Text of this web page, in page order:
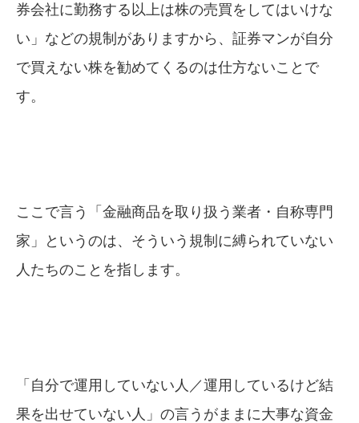
券会社に勤務する以上は株の売買をしてはいけな
い」などの規制がありますから、証券マンが自分
で買えない株を勧めてくるのは仕方ないことで
す。
ここで言う「金融商品を取り扱う業者・自称専門
家」というのは、そういう規制に縛られていない
人たちのことを指します。
「自分で運用していない人／運用しているけど結
果を出せていない人」の言うがままに大事な資金